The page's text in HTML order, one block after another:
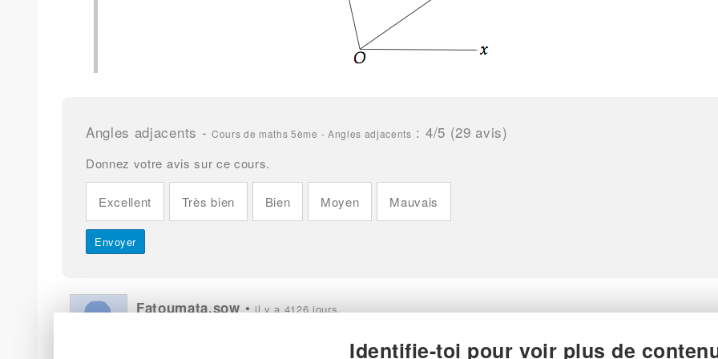
Angles adjacents - Cours de maths 5ème - Angles adjacents : 4/5 (29 avis)
Donnez votre avis sur ce cours.
Excellent Très bien Bien Moyen Mauvais
Fatoumata.sow • il y a 4126 jours.
Identifie-toi pour voir plus de